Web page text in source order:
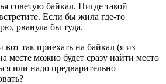
советую байкал. Нигде такой
Если бы жила где-то
рванула бы туда.
вот так приехать на байкал (я из
месте можно будет сразу найти место
или надо предварительно